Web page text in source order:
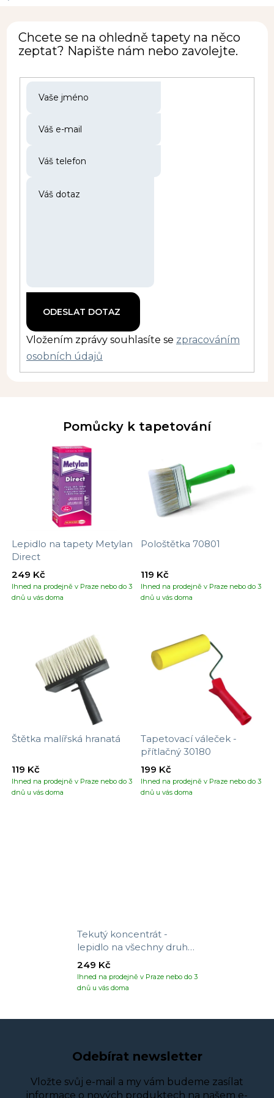
Chcete se na ohledně tapety na něco
zeptat? Napište nám nebo zavolejte.
Vložením zprávy souhlasíte se zpracováním
osobních údajů
Pomůcky k tapetování
Lepidlo na tapety Metylan
Direct
Ihned na prodejně v Praze nebo do 3
dnů u vás doma
249 Kč
Pološtětka 70801
Ihned na prodejně v Praze nebo do 3
dnů u vás doma
119 Kč
Štětka malířská hranatá
Ihned na prodejně v Praze nebo do 3
dnů u vás doma
119 Kč
Tapetovací váleček -
přítlačný 30180
Ihned na prodejně v Praze nebo do 3
dnů u vás doma
199 Kč
Tekutý koncentrát -
lepidlo na všechny druhy
tapet
Ihned na prodejně v Praze nebo do 3
dnů u vás doma
249 Kč
Odebírat newsletter
Vložte svůj e-mail a my vám budeme zasílat
informace o nových produktech na našem e-